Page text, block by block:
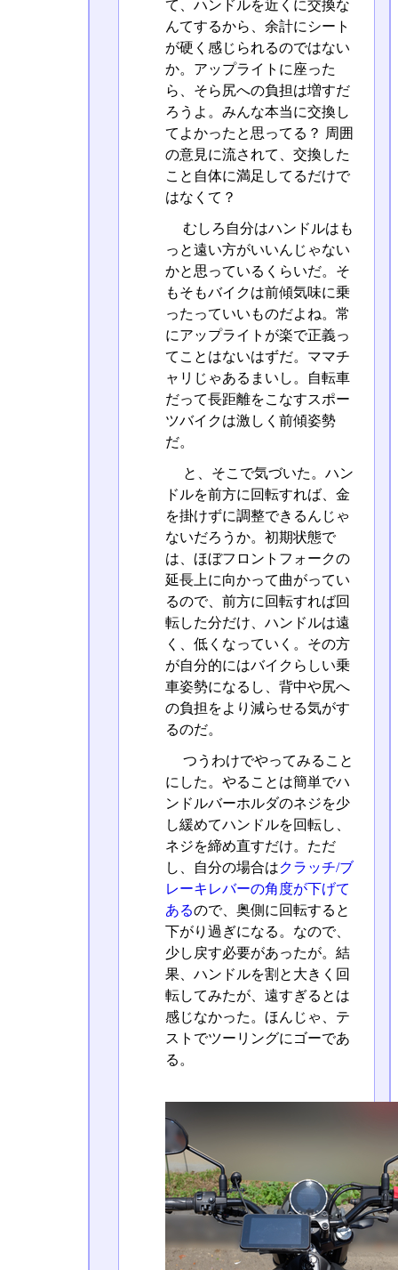
て、ハンドルを近くに交換な
んてするから、余計にシート
が硬く感じられるのではない
か。アップライトに座った
ら、そら尻への負担は増すだ
ろうよ。みんな本当に交換し
てよかったと思ってる？ 周囲
の意見に流されて、交換した
こと自体に満足してるだけで
はなくて？
むしろ自分はハンドルはも
っと遠い方がいいんじゃない
かと思っているくらいだ。そ
もそもバイクは前傾気味に乗
ったっていいものだよね。常
にアップライトが楽で正義っ
てことはないはずだ。ママチ
ャリじゃあるまいし。自転車
だって長距離をこなすスポー
ツバイクは激しく前傾姿勢
だ。
と、そこで気づいた。ハン
ドルを前方に回転すれば、金
を掛けずに調整できるんじゃ
ないだろうか。初期状態で
は、ほぼフロントフォークの
延長上に向かって曲がってい
るので、前方に回転すれば回
転した分だけ、ハンドルは遠
く、低くなっていく。その方
が自分的にはバイクらしい乗
車姿勢になるし、背中や尻へ
の負担をより減らせる気がす
るのだ。
つうわけでやってみること
にした。やることは簡単でハ
ンドルバーホルダのネジを少
し緩めてハンドルを回転し、
ネジを締め直すだけ。ただ
し、自分の場合はクラッチ/ブ
レーキレバーの角度が下げて
あるので、奥側に回転すると
下がり過ぎになる。なので、
少し戻す必要があったが。結
果、ハンドルを割と大きく回
転してみたが、遠すぎるとは
感じなかった。ほんじゃ、テ
ストでツーリングにゴーであ
る。